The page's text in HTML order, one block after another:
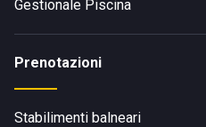
Gestionale Piscina
Prenotazioni
Stabilimenti balneari